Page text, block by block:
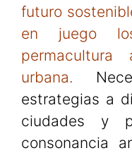
futuro
en juego
urbana.
estrategias a
ciudades y
consonancia